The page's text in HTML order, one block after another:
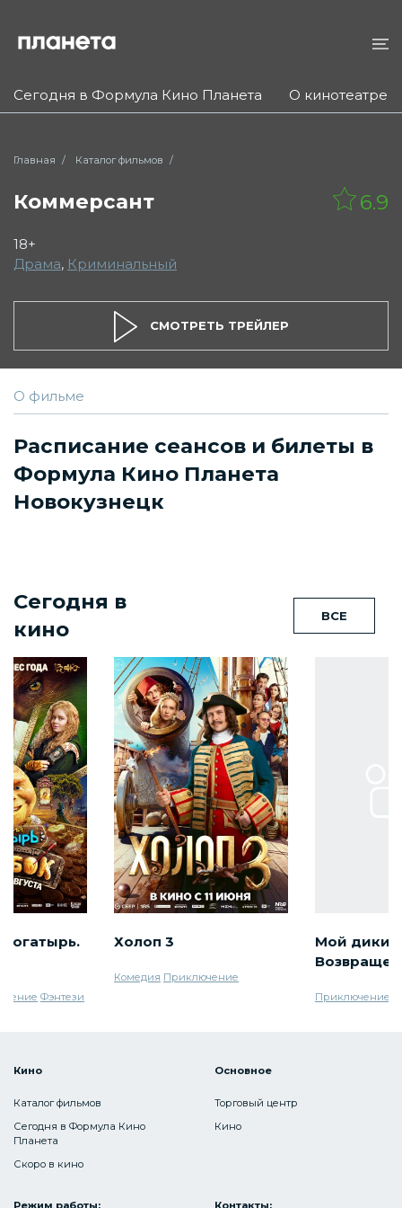
Сегодня в Формула Кино Планета О кинотеатре
Главная Каталог фильмов
Коммерсант
18+
Драма, Криминальный
6.9
СМОТРЕТЬ ТРЕЙЛЕР
О фильме
Расписание сеансов и билеты в
Формула Кино Планета
Новокузнецк
Сегодня в
кино
ВСЕ
Холоп 3
Комедия Приключение
Мой дикий
Приключение
Фэнтези
Кино
Каталог фильмов
Сегодня в Формула Кино
Планета
Скоро в кино
Основное
Торговый центр
Кино
Режим работы: Контакты: